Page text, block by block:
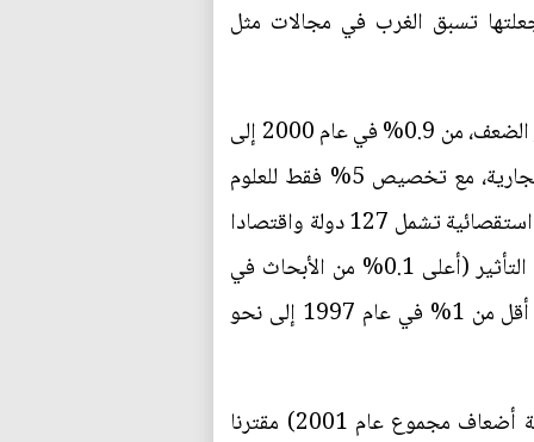
تسبق الغرب في مجالات مثل
وقد سجل إجمالي الإنفاق على البحث والتطوير في الصين (كنسبة من الناتج المحلي الإجمالي) نموا تجاوز الضعف، من 0.9% في عام 2000 إلى
2.1% في عام 2016. وحتى يومنا هذا، كانت أغلب الزيادة متركزة في البحوث التطبيقية والتنمية التجارية، مع تخصيص 5% فقط للعلوم
الأساسية. ومع ذلك، احتلت الصين المرتبة الثانية والعشرين على مؤشر الإبداع العالمي لعام 2017 (دراسة استقصائية تشمل 127 دولة واقتصادا
وتستند إلى 81 مؤشرا) قبل إسبانيا، وإيطاليا، وأستراليا. كما سجلت منشورات الصين الأكاديمية العالية التأثير (أعلى 0.1% من الأبحاث في
قاعدة بيانات سكوبوس، التي يتم تصنيفها وفقا للاستشهاد بالأبحاث والاقتباس منها) نموا ملحوظا، من أقل من 1% في عام 1997 إلى نحو
ومن المرجح أن ينتج هذا الكم الهائل من خريجي الجامعات (6.2 مليون خريج في عام 2012، أي ستة أضعاف مجموع عام 2001) مقترنا